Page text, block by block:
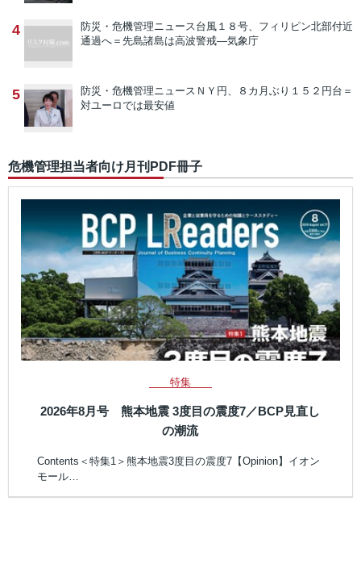
4 防災・危機管理ニュース台風１８号、フィリピン北部付近
通過へ＝先島諸島は高波警戒―気象庁
5 防災・危機管理ニュース ＮＹ円、８カ月ぶり１５２円台＝
対ユーロでは最安値
危機管理担当者向け月刊PDF冊子
特集
2026年8月号 熊本地震 3度目の震度7／BCP見直し
の潮流
Contents＜特集1＞熊本地震3度目の震度7【Opinion】イオン
モール…